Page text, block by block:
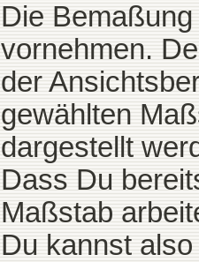
Die
vornehmen.
der
gewählten
dargestellt
Dass Du
Maßstab
Du kannst